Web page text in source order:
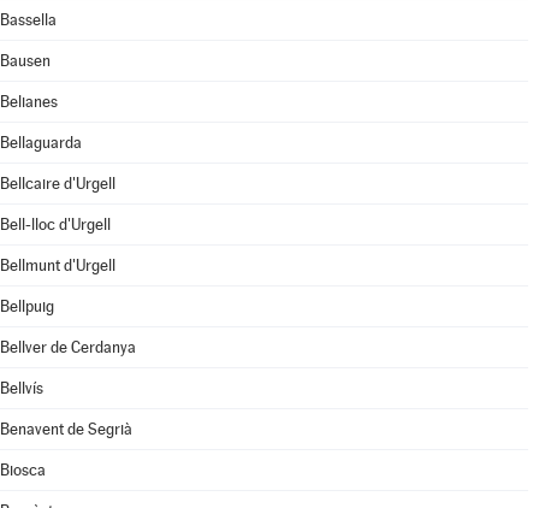
Bassella
Bausen
Belianes
Bellaguarda
Bellcaire d'Urgell
Bell-lloc d'Urgell
Bellmunt d'Urgell
Bellpuig
Bellver de Cerdanya
Bellvís
Benavent de Segrià
Biosca